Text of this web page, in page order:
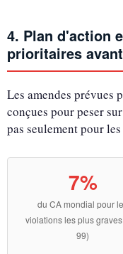
4. Plan d'action
prioritaires
Les amendes prévues
conçues pour peser
pas seulement pour
7%
du CA mondial pour
violations les plus graves
99)